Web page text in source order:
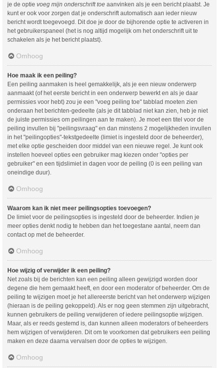
je de optie voeg mijn onderschrift toe aanvinken als je een bericht plaatst. Je
kunt er ook voor zorgen dat je onderschrift automatisch aan ieder nieuw
bericht wordt toegevoegd. Dit doe je door de bijhorende optie te activeren in
het gebruikerspaneel (het is nog altijd mogelijk om het onderschrift uit te
schakelen als je het bericht plaatst).
Omhoog
Hoe maak ik een peiling?
Een peiling aanmaken is heel gemakkelijk, als je een nieuw onderwerp
aanmaakt (of het eerste bericht in een onderwerp bewerkt en als je daar
permissies voor hebt) zou je een "voeg peiling toe" tabblad moeten zien
onderaan het berichten-gedeelte (als je dit tabblad niet kan zien, heb je niet
de juiste permissies om peilingen aan te maken). Je moet een titel voor de
peiling invullen bij "peilingsvraag" en dan minstens 2 mogelijkheden invullen
in het "peilingopties"-tekstgedeelte (limiet is ingesteld door de beheerder),
met elke optie gescheiden door middel van een nieuwe regel. Je kunt ook
instellen hoeveel opties een gebruiker mag kiezen onder "opties per
gebruiker" en een tijdslimiet in dagen voor de peiling (0 is een peiling van
oneindige duur).
Omhoog
Waarom kan ik niet meer peilingsopties toevoegen?
De limiet voor de peilingsopties is ingesteld door de beheerder. Indien je
meer opties denkt nodig te hebben dan het toegestane aantal, neem dan
contact op met de beheerder.
Omhoog
Hoe wijzig of verwijder ik een peiling?
Net zoals bij de berichten kan een peiling alleen gewijzigd worden door
degene die hem gemaakt heeft, en door een moderator of beheerder. Om de
peiling te wijzigen moet je het allereerste bericht van het onderwerp wijzigen
(hieraan is de peiling gekoppeld). Als er nog geen stemmen zijn uitgebracht,
kunnen gebruikers de peiling verwijderen of iedere peilingsoptie wijzigen.
Maar, als er reeds gestemd is, dan kunnen alleen moderators of beheerders
hem wijzigen of verwijderen. Dit om te voorkomen dat gebruikers een peiling
maken en deze daarna vervalsen door de opties te wijzigen.
Omhoog